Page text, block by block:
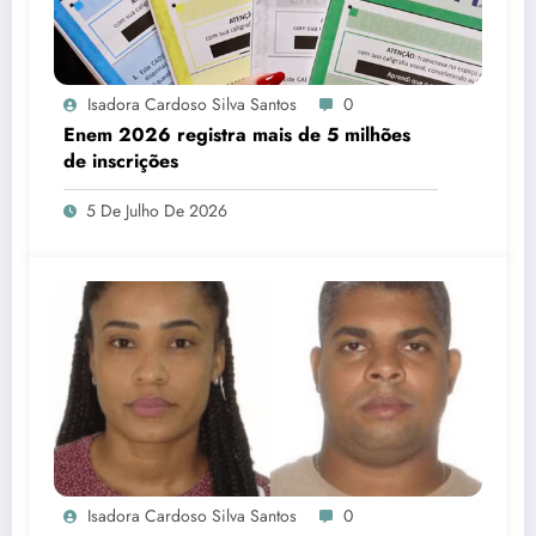
Isadora Cardoso Silva Santos 0
Enem 2026 registra mais de 5 milhões
de inscrições
5 De Julho De 2026
Isadora Cardoso Silva Santos 0